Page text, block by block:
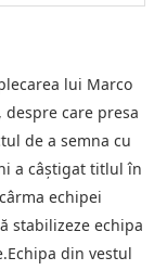
lui Marco
care presa
de a semna cu
a câştigat titlul în
echipei
stabilizeze echipa
din vestul